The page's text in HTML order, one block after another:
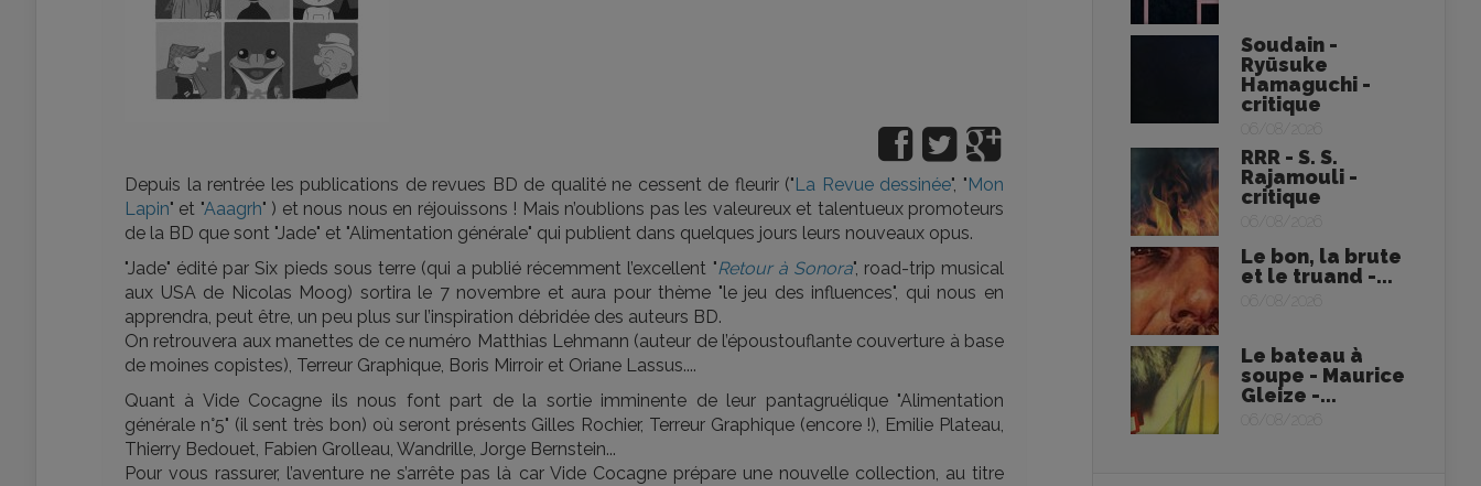
Depuis la rentrée les publications de revues BD de qualité ne cessent de fleurir ("La Revue dessinée", "Mon
Lapin" et "Aaagrh" ) et nous nous en réjouissons ! Mais n’oublions pas les valeureux et talentueux promoteurs
de la BD que sont "Jade" et "Alimentation générale" qui publient dans quelques jours leurs nouveaux opus.
"Jade" édité par Six pieds sous terre (qui a publié récemment l’excellent "Retour à Sonora", road-trip musical
aux USA de Nicolas Moog) sortira le 7 novembre et aura pour thème "le jeu des influences", qui nous en
apprendra, peut être, un peu plus sur l’inspiration débridée des auteurs BD.
On retrouvera aux manettes de ce numéro Matthias Lehmann (auteur de l’époustouflante couverture à base
de moines copistes), Terreur Graphique, Boris Mirroir et Oriane Lassus....
Quant à Vide Cocagne ils nous font part de la sortie imminente de leur pantagruélique "Alimentation
générale n°5" (il sent très bon) où seront présents Gilles Rochier, Terreur Graphique (encore !), Emilie Plateau,
Thierry Bedouet, Fabien Grolleau, Wandrille, Jorge Bernstein...
Pour vous rassurer, l’aventure ne s’arrête pas là car Vide Cocagne prépare une nouvelle collection, au titre
Soudain -
Ryūsuke
Hamaguchi -
critique
06/08/2026
RRR - S. S.
Rajamouli -
critique
06/08/2026
Le bon, la brute
et le truand -...
06/08/2026
Le bateau à
soupe - Maurice
Gleize -...
06/08/2026